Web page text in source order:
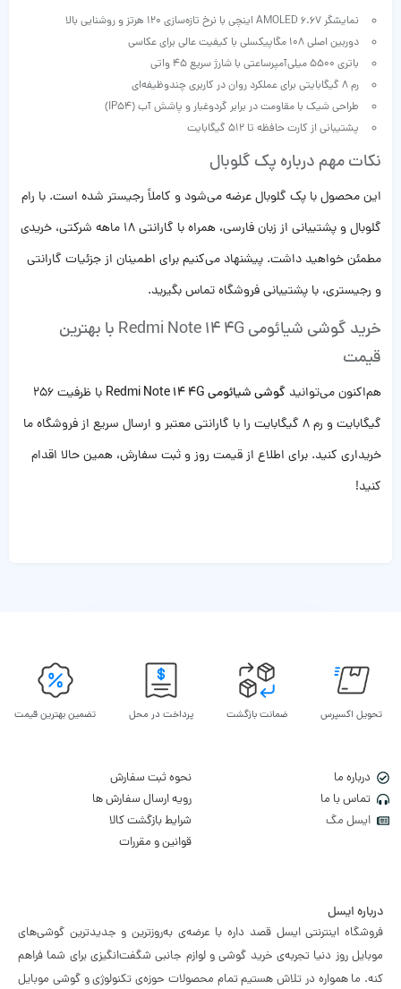
نمایشگر AMOLED 6.67 اینچی با نرخ تازه‌سازی 120 هرتز و روشنایی بالا
دوربین اصلی 108 مگاپیکسلی با کیفیت عالی برای عکاسی
باتری 5500 میلی‌آمپرساعتی با شارژ سریع 45 واتی
رم 8 گیگابایتی برای عملکرد روان در کاربری چندوظیفه‌ای
طراحی شیک با مقاومت در برابر گردوغبار و پاشش آب (IP54)
پشتیبانی از کارت حافظه تا 512 گیگابایت
نکات مهم درباره پک گلوبال
این محصول با پک گلوبال عرضه می‌شود و کاملاً رجیستر شده است. با رام
گلوبال و پشتیبانی از زبان فارسی، همراه با گارانتی 18 ماهه شرکتی، خریدی
مطمئن خواهید داشت. پیشنهاد می‌کنیم برای اطمینان از جزئیات گارانتی
و رجیستری، با پشتیبانی فروشگاه تماس بگیرید.
خرید گوشی شیائومی Redmi Note 14 4G با بهترین
قیمت
هم‌اکنون می‌توانید گوشی شیائومی Redmi Note 14 4G
با ظرفیت 256
گیگابایت و رم 8 گیگابایت را با گارانتی معتبر و ارسال سریع از فروشگاه ما
خریداری کنید. برای اطلاع از قیمت روز و ثبت سفارش، همین حالا اقدام
کنید!
تحویل اکسپرس ضمانت بازگشت پرداخت در محل تضمین بهترین قیمت
درباره ما
تماس با ما
ایسل مگ
نحوه ثبت سفارش
رویه ارسال سفارش ها
شرایط بازگشت کالا
قوانین و مقررات
درباره ایسل
فروشگاه اینترنتی ایسل قصد داره با عرضه‌ی به‌روزترین و جدیدترین گوشی‌های
موبایل روز دنیا تجربه‌ی خرید گوشی و لوازم جانبی شگفت‌انگیزی برای شما فراهم
کنه. ما همواره در تلاش هستیم تمام محصولات حوزه‌ی تکنولوژی و گوشی موبایل